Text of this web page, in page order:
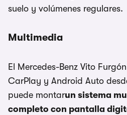
suelo y volúmenes regulares.
Multimedia
El Mercedes-Benz Vito
CarPlay y Android Auto
puede montarun sistema
completo con pantalla